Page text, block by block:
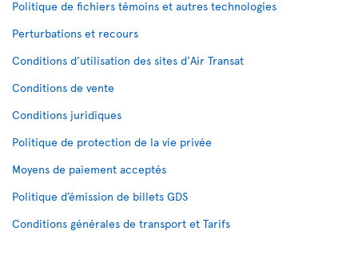
Politique de fichiers témoins et autres technologies
Perturbations et recours
Conditions d’utilisation des sites d'Air Transat
Conditions de vente
Conditions juridiques
Politique de protection de la vie privée
Moyens de paiement acceptés
Politique d’émission de billets GDS
Conditions générales de transport et Tarifs